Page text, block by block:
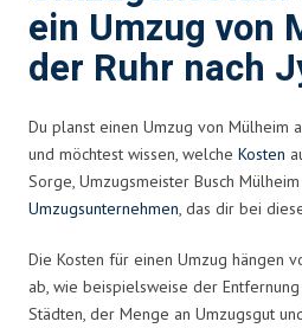
ein Umzug von
der Ruhr nach
Du planst einen Umzug von Mülheim
und möchtest wissen, welche Kosten
Sorge, Umzugsmeister Busch
Umzugsunternehmen, das dir bei
Die Kosten für einen Umzug hängen
ab, wie beispielsweise der
Städten, der Menge an Umzugsgut